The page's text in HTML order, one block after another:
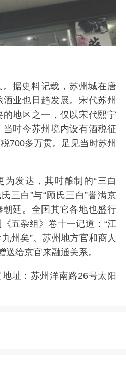
据史料记载，苏州城在唐
业也日趋发展。宋代苏州
地区之一，仅以宋代熙宁
时今苏州境内设有酒税征
700多万贯。足见当时苏州
为发达，其时酿制的“三白
三白”与“顾氏三白”誉满京
廷。全国其它各地也盛行
五杂组》卷十一记道：“江
州矣”。苏州地方官和商人
送给京官来融通关系。
址：苏州洋南路26号太阳